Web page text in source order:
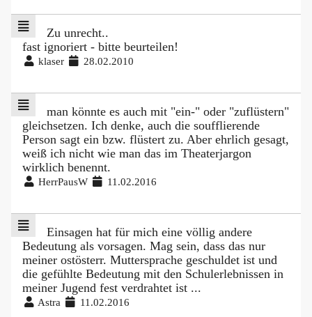
Zu unrecht..
fast ignoriert - bitte beurteilen!
klaser 28.02.2010
man könnte es auch mit "ein-" oder "zuflüstern"
gleichsetzen. Ich denke, auch die soufflierende
Person sagt ein bzw. flüstert zu. Aber ehrlich gesagt,
weiß ich nicht wie man das im Theaterjargon
wirklich benennt.
HerrPausW 11.02.2016
Einsagen hat für mich eine völlig andere
Bedeutung als vorsagen. Mag sein, dass das nur
meiner ostösterr. Muttersprache geschuldet ist und
die gefühlte Bedeutung mit den Schulerlebnissen in
meiner Jugend fest verdrahtet ist ...
Astra 11.02.2016